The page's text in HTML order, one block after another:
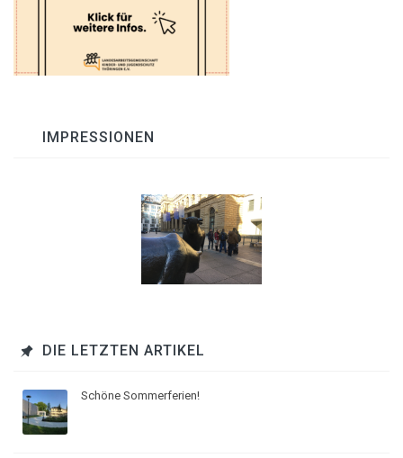
IMPRESSIONEN
DIE LETZTEN ARTIKEL
Schöne Sommerferien!